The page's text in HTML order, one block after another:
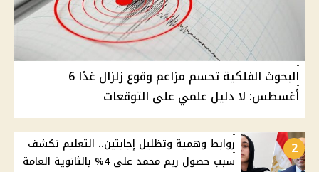
البحوث الفلكية تحسم مزاعم وقوع زلزال غدًا 6
أغسطس: لا دليل علمي على التوقعات
2
روابط وهمية وتظليل إجابتين.. التعليم تكشف
سبب حصول ريم محمد على 4% بالثانوية العامة